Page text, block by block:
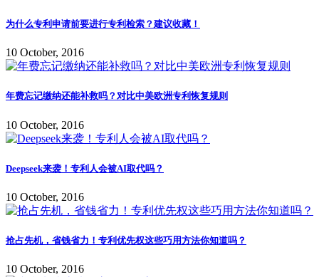
为什么专利申请前要进行专利检索？建议收藏！
10 October, 2016
年费忘记缴纳还能补救吗？对比中美欧洲专利恢复规则
10 October, 2016
Deepseek来袭！专利人会被AI取代吗？
10 October, 2016
抢占先机，省钱省力！专利优先权这些巧用方法你知道吗？
10 October, 2016